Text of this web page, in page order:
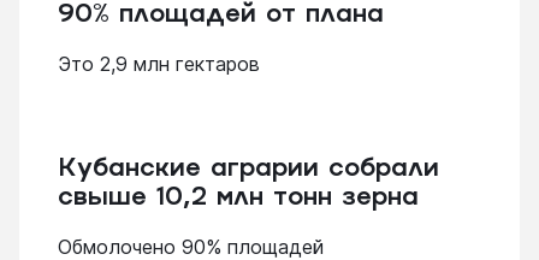
90% площадей от плана
Это 2,9 млн гектаров
Кубанские аграрии собрали
свыше 10,2 млн тонн зерна
Обмолочено 90% площадей